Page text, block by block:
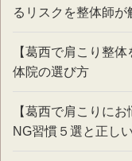
るリスクを整体師が
【葛西で肩こり整
体院の選び方
【葛西で肩こりに
NG習慣５選と正し